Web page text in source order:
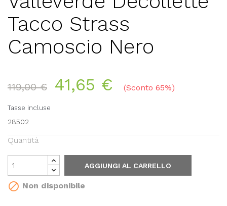
Tacco Strass
Camoscio Nero
119,00 € 41,65 € Sconto 65%
Tasse incluse
28502
Quantità
AGGIUNGI AL CARRELLO
 Non disponibile